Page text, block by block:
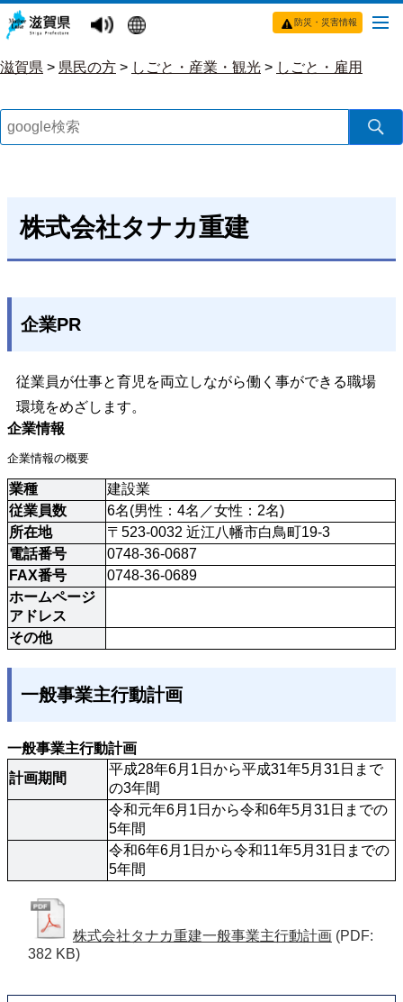
防災・災害情報
滋賀県 > 県民の方 > しごと・産業・観光 > しごと・雇用
株式会社タナカ重建
企業PR
従業員が仕事と育児を両立しながら働く事ができる職場
環境をめざします。
企業情報
企業情報の概要
業種
建設業
従業員数
6名(男性：4名／女性：2名)
所在地
〒523-0032 近江八幡市白鳥町19-3
電話番号
0748-36-0687
FAX番号
0748-36-0689
ホームページ
アドレス
その他
一般事業主行動計画
一般事業主行動計画
計画期間
平成28年6月1日から平成31年5月31日まで
の3年間
令和元年6月1日から令和6年5月31日までの
5年間
令和6年6月1日から令和11年5月31日までの
5年間
株式会社タナカ重建一般事業主行動計画 (PDF:
382 KB)